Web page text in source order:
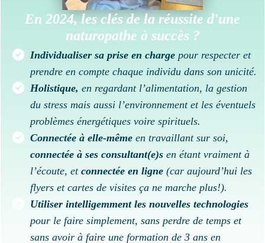
En 2024, les clés de la réussite d'une
naturopathe à succès ?
Individualiser sa prise en charge pour respecter et
prendre en compte chaque individu dans son unicité.
Holistique, en regardant l’alimentation, la gestion
du stress mais aussi l’environnement et les éventuels
problèmes énergétiques voire spirituels.
Connectée à elle-même en travaillant sur soi,
connectée à ses consultant(e)s en étant vraiment à
l’écoute, et connectée en ligne (car aujourd’hui les
flyers et cartes de visites ça ne marche plus!).
Utiliser intelligemment les nouvelles technologies
pour le faire simplement, sans perdre de temps et
sans avoir à faire une formation de 3 ans en